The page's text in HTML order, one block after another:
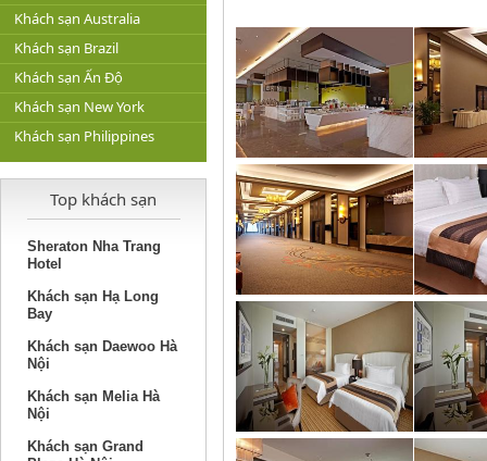
Khách sạn Australia
Khách sạn Brazil
Khách sạn Ấn Độ
Khách sạn New York
Khách sạn Philippines
Top khách sạn
Sheraton Nha Trang
Hotel
Khách sạn Hạ Long
Bay
Khách sạn Daewoo Hà
Nội
Khách sạn Melia Hà
Nội
Khách sạn Grand